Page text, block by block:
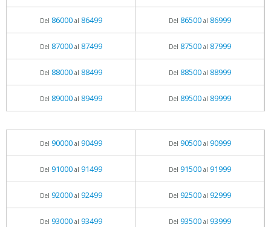
Del 86000al 86499 Del 86500al 86999
Del 87000al 87499 Del 87500al 87999
Del 88000al 88499 Del 88500al 88999
Del 89000al 89499 Del 89500al 89999
Del 90000al 90499 Del 90500al 90999
Del 91000al 91499 Del 91500al 91999
Del 92000al 92499 Del 92500al 92999
Del 93000al 93499 Del 93500al 93999